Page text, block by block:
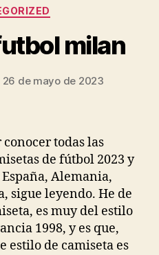
Categorías
milan
26 de mayo de 2023
todas las
de fútbol 2023 y
Alemania,
sigue leyendo. He de
es muy del estilo
1998, y es que,
estilo de camiseta es